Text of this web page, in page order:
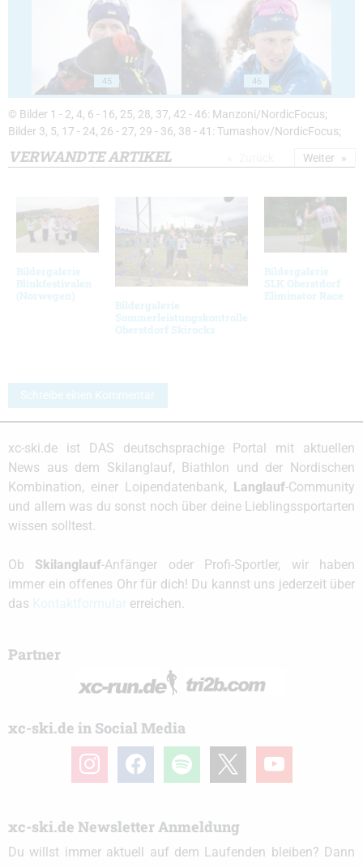
45 46
© Bilder 1 - 2, 4, 6 - 16, 25, 28, 37, 42 - 46: Manzoni/NordicFocus;
Bilder 3, 5, 17 - 24, 26 - 27, 29 - 36, 38 - 41: Tumashov/NordicFocus;
VERWANDTE ARTIKEL
Bildergalerie
Blinkfestivalen
(Norwegen)
Bildergalerie
Sommerleistungskontrolle
Oberstdorf Skirocks
Bildergalerie
SLK Oberstdorf
Eliminator Race
Weiter
Schreibe einen Kommentar
xc-ski.de ist DAS deutschsprachige Portal mit aktuellen
News aus dem Skilanglauf, Biathlon und der Nordischen
Kombination, einer Loipendatenbank, Langlauf-Community
und allem was du sonst noch über deine Lieblingssportarten
wissen solltest.
Ob Skilanglauf-Anfänger oder Profi-Sportler, wir haben
immer ein offenes Ohr für dich! Du kannst uns jederzeit über
das
erreichen.
Partner
xc-ski.de in Social Media
instagramfacebook spotify youtube
xc-ski.de Newsletter Anmeldung
Du willst immer aktuell auf dem Laufenden bleiben? Dann